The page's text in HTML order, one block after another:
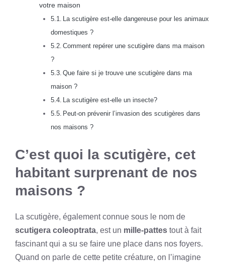
votre maison
La scutigère est-elle dangereuse pour les animaux
domestiques ?
Comment repérer une scutigère dans ma maison
?
Que faire si je trouve une scutigère dans ma
maison ?
La scutigère est-elle un insecte?
Peut-on prévenir l’invasion des scutigères dans
nos maisons ?
C’est quoi la scutigère, cet
habitant surprenant de nos
maisons ?
La scutigère, également connue sous le nom de
scutigera coleoptrata, est un mille-pattes tout à fait
fascinant qui a su se faire une place dans nos foyers.
Quand on parle de cette petite créature, on l’imagine